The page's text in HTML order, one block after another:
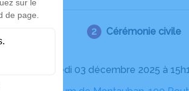
Cérémonie civile
Le mercredi 03 décembre 2025 à